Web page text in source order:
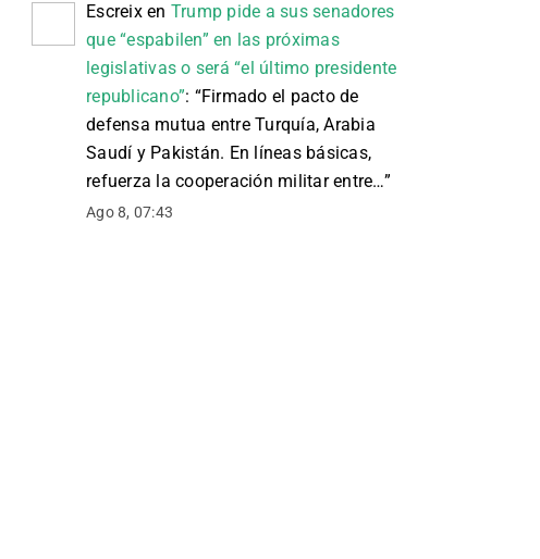
Escreixen Trump pide a sus senadores
que “espabilen” en las próximas
legislativas o será “el último presidente
republicano”: “Firmado el pacto de
defensa mutua entre Turquía, Arabia
Saudí y Pakistán. En líneas básicas,
refuerza la cooperación militar entre…”
Ago 8, 07:43